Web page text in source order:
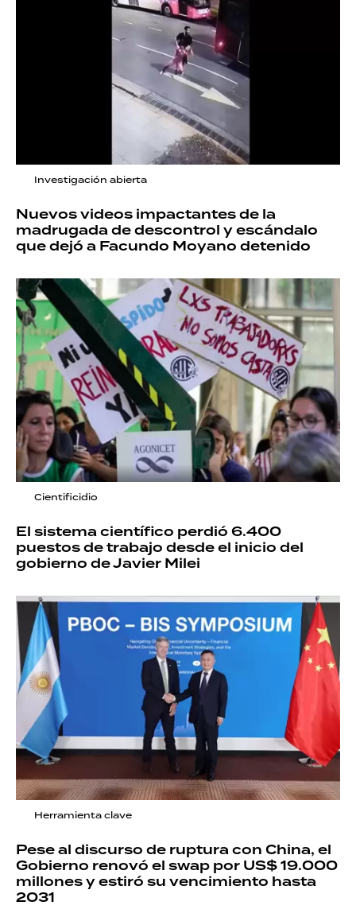
Investigación abierta
Nuevos videos impactantes de la
madrugada de descontrol y escándalo
que dejó a Facundo Moyano detenido
Cientificidio
El sistema científico perdió 6.400
puestos de trabajo desde el inicio del
gobierno de Javier Milei
Herramienta clave
Pese al discurso de ruptura con China, el
Gobierno renovó el swap por US$ 19.000
millones y estiró su vencimiento hasta
2031